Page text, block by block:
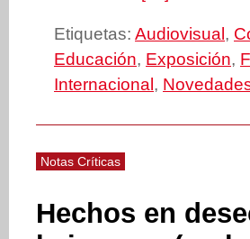
Etiquetas: Audiovisual ,
Educación, Exposición,
Internacional ,
Notas Críticas
Hechos en